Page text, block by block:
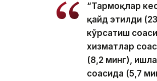
“Тармоқлар
қайд этилди
кўрсатиш
хизматлар
(8,2 минг),
соҳасида (5,7